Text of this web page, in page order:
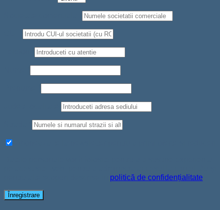
politică de confidențialitate
Înregistrare